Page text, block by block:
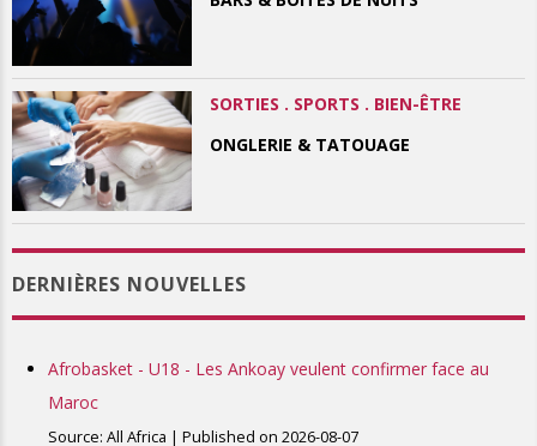
SORTIES . SPORTS . BIEN-ÊTRE
ONGLERIE & TATOUAGE
DERNIÈRES NOUVELLES
Afrobasket - U18 - Les Ankoay veulent confirmer face au
Maroc
Source: All Africa Published on 2026-08-07